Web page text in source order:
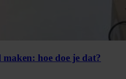
hoe doe je dat?